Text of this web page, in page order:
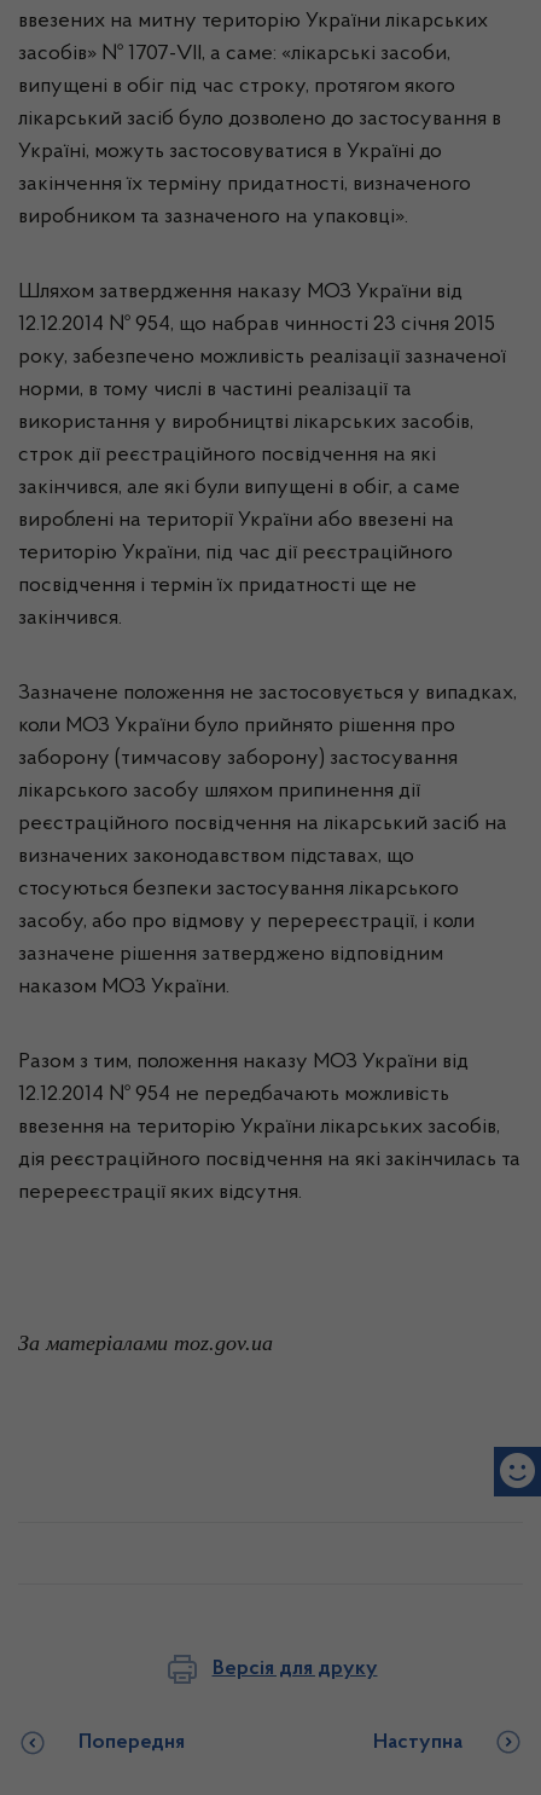
ввезених на митну територію України лікарських
засобів» № 1707-VII, а саме: «лікарські засоби,
випущені в обіг під час строку, протягом якого
лікарський засіб було дозволено до застосування в
Україні, можуть застосовуватися в Україні до
закінчення їх терміну придатності, визначеного
виробником та зазначеного на упаковці».
Шляхом затвердження наказу МОЗ України від
12.12.2014 № 954, що набрав чинності 23 січня 2015
року, забезпечено можливість реалізації зазначеної
норми, в тому числі в частині реалізації та
використання у виробництві лікарських засобів,
строк дії реєстраційного посвідчення на які
закінчився, але які були випущені в обіг, а саме
вироблені на території України або ввезені на
територію України, під час дії реєстраційного
посвідчення і термін їх придатності ще не
закінчився.
Зазначене положення не застосовується у випадках,
коли МОЗ України було прийнято рішення про
заборону (тимчасову заборону) застосування
лікарського засобу шляхом припинення дії
реєстраційного посвідчення на лікарський засіб на
визначених законодавством підставах, що
стосуються безпеки застосування лікарського
засобу, або про відмову у перереєстрації, і коли
зазначене рішення затверджено відповідним
наказом МОЗ України.
Разом з тим, положення наказу МОЗ України від
12.12.2014 № 954 не передбачають можливість
ввезення на територію України лікарських засобів,
дія реєстраційного посвідчення на які закінчилась та
перереєстрації яких відсутня.
За матеріалами moz.gov.ua
Версія для друку
Попередня Наступна